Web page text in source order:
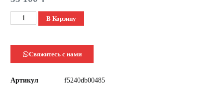
В Корзину
Свяжитесь с нами
Артикул
f5240db00485